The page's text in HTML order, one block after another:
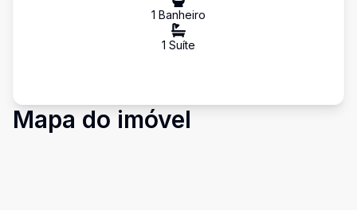
1 Banheiro
1 Suíte
Mapa do imóvel